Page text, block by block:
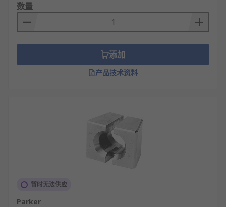
数量
添加
产品技术资料
暂时无法供应
Parker